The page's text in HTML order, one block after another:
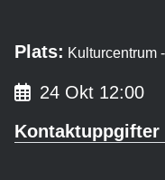
Plats: Kulturcentrum
24 Okt 12:00
Kontaktuppgifter